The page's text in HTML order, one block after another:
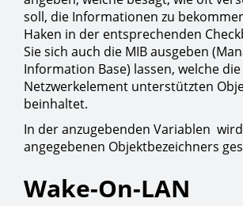
soll, die Informationen zu
Haken in der entsprechenden
Sie sich auch die MIB ausgeben
Information Base) lassen, welche
Netzwerkelement unterstützten
beinhaltet.
In der anzugebenden Variablen
angegebenen Objektbezeichners
Wake-On-LAN